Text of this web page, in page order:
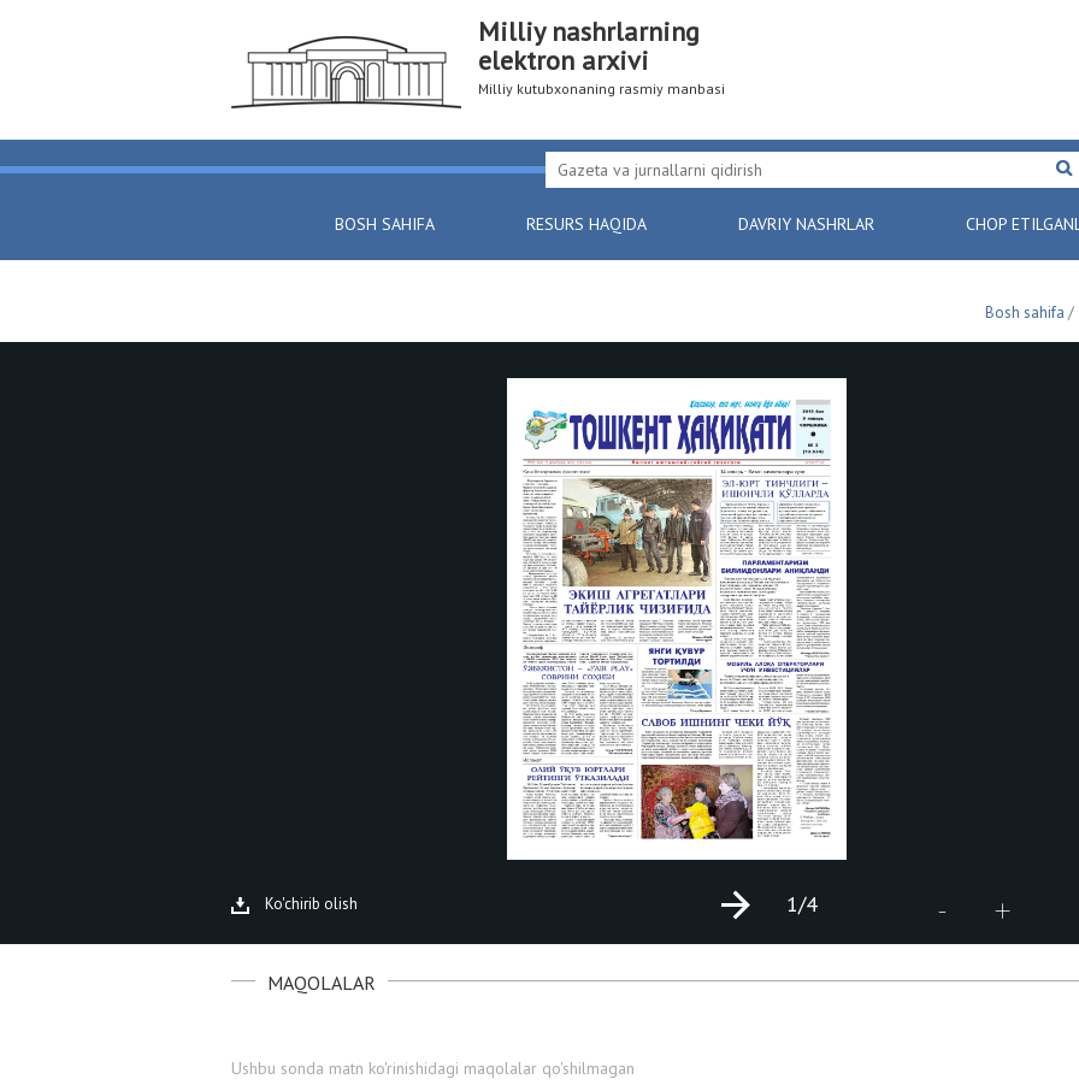
Milliy nashrlarning
elektron arxivi
Milliy kutubxonaning rasmiy manbasi
BOSH SAHIFA RESURS HAQIDA DAVRIY NASHRLAR CHOP
Bosh sahifa /
Ko'chirib olish - +
1/4
MAQOLALAR
Ushbu sonda matn ko'rinishidagi maqolalar qo'shilmagan